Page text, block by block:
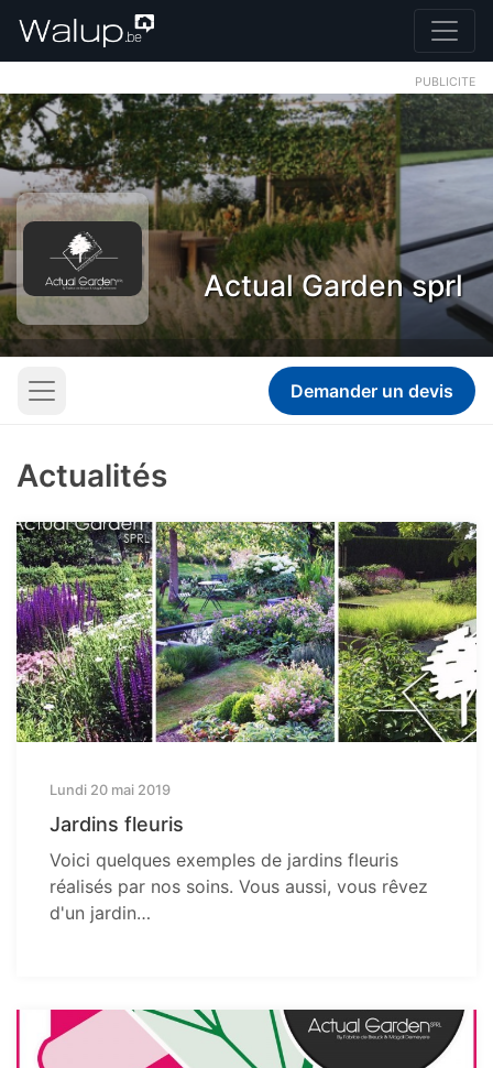
PUBLICITE
Actual Garden sprl
Demander un devis
Actualités
Lundi 20 mai 2019
Jardins fleuris
Voici quelques exemples de jardins fleuris
réalisés par nos soins. Vous aussi, vous rêvez
d'un jardin…